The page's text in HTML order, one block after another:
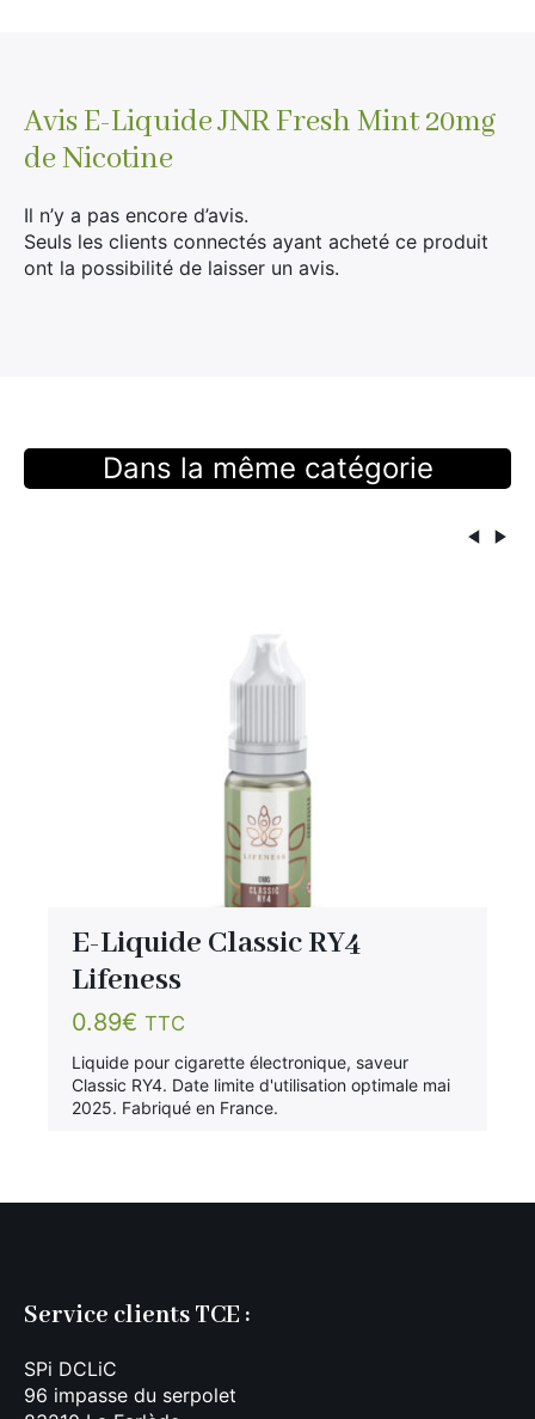
AvisE-Liquide JNR Fresh Mint 20mg
de Nicotine
Il n’y a pas encore d’avis.
Seuls les clients connectés ayant acheté ce produit
ont la possibilité de laisser un avis.
Dans la même catégorie
E-Liquide Classic RY4
Lifeness
0.89€ TTC
Liquide pour cigarette électronique, saveur
Classic RY4. Date limite d'utilisation optimale mai
2025. Fabriqué en France.
Service clients TCE :
SPi DCLiC
96 impasse du serpolet